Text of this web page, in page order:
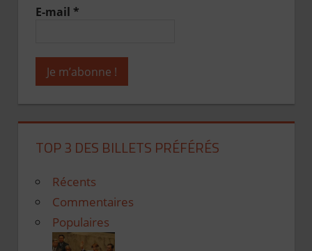
E-mail *
TOP 3 DES BILLETS PRÉFÉRÉS
Récents
Commentaires
Populaires